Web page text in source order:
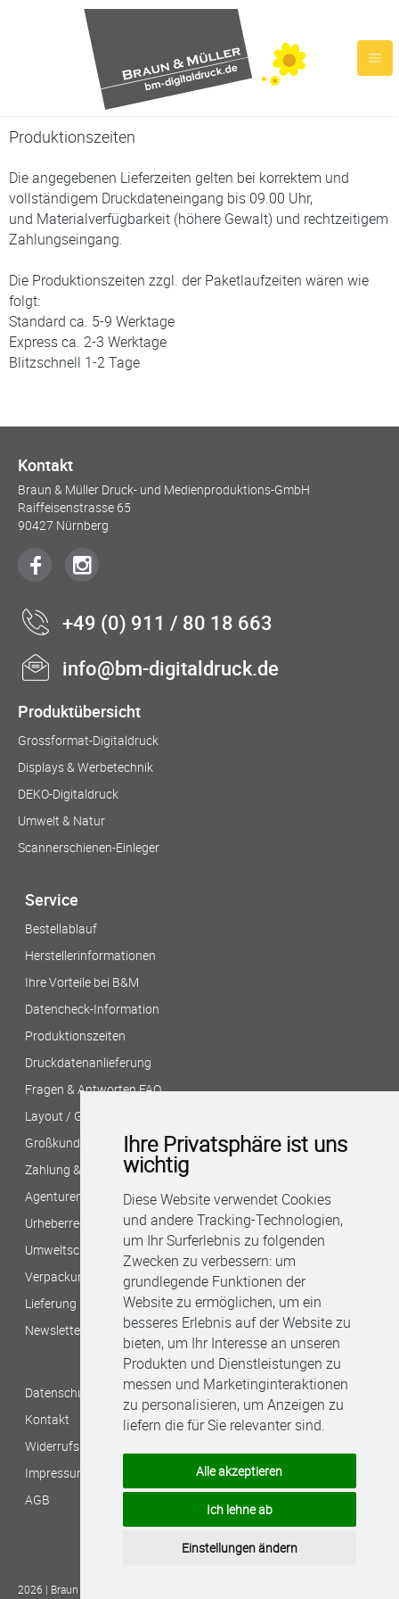
Ihre Privatsphäre ist uns
wichtig
Diese Website verwendet Cookies
und andere Tracking-Technologien,
um Ihr Surferlebnis zu folgenden
Zwecken zu verbessern: um
grundlegende Funktionen der
Website zu ermöglichen, um ein
besseres Erlebnis auf der Website zu
bieten, um Ihr Interesse an unseren
Produkten und Dienstleistungen zu
messen und Marketinginteraktionen
zu personalisieren, um Anzeigen zu
liefern die für Sie relevanter sind.
Alle akzeptieren
Ich lehne ab
Einstellungen ändern
Produktionszeiten
Die angegebenen Lieferzeiten gelten bei korrektem und
vollständigem Druckdateneingang bis 09.00 Uhr,
und Materialverfügbarkeit (höhere Gewalt) und rechtzeitigem
Zahlungseingang.
Die Produktionszeiten zzgl. der Paketlaufzeiten wären wie
folgt:
Standard ca. 5-9 Werktage
Express ca. 2-3 Werktage
Blitzschnell 1-2 Tage
Kontakt
Braun & Müller Druck- und Medienproduktions-GmbH
Raiffeisenstrasse 65
90427 Nürnberg
+49 (0) 911 / 80 18 663
info@bm-digitaldruck.de
Produktübersicht
Grossformat-Digitaldruck
Displays & Werbetechnik
DEKO-Digitaldruck
Umwelt & Natur
Scannerschienen-Einleger
Service
Bestellablauf
Herstellerinformationen
Ihre Vorteile bei B&M
Datencheck-Information
Produktionszeiten
Druckdatenanlieferung
Fragen & Antworten FAQ
Layout / Gestaltung?
Großkunden/Filialversand
Zahlung & Versand
Agenturen/Druckereien
Urheberrecht/Bildnachweis
Umweltschutz bei B&M
Verpackungshinweise
Lieferung per Stadtkurier
Newsletter
Datenschutzbestimmungen
Kontakt
Widerrufsbelehrung
Impressum
AGB
2026 | Braun & Müller Druck- und Medienproduktions-GmbH